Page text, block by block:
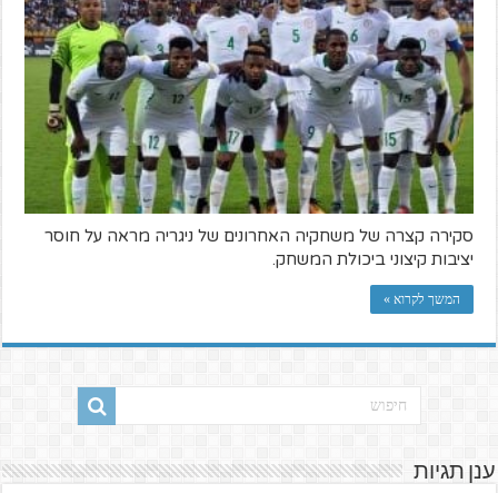
סקירה קצרה של משחקיה האחרונים של ניגריה מראה על חוסר
יציבות קיצוני ביכולת המשחק.
המשך לקרוא »
ענן תגיות